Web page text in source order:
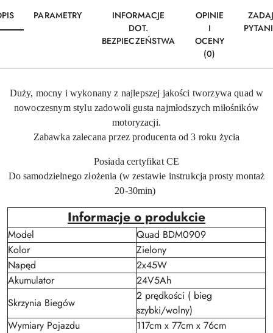
PARAMETRY
INFORMACJE
DOT.
BEZPIECZEŃSTWA
OPINIE
I
OCENY
(0)
Duży, mocny i wykonany z najlepszej jakości tworzywa quad w
nowoczesnym stylu zadowoli gusta najmłodszych miłośników
motoryzacji.
Zabawka zalecana przez producenta od 3 roku życia
Posiada certyfikat CE
Do samodzielnego złożenia (w zestawie instrukcja prosty montaż
20-30min)
Informacje o produkcie
Model
Quad BDM0909
Kolor
Zielony
Napęd
2x45W
Akumulator
24V5Ah
Skrzynia Biegów
2 prędkości ( bieg
szybki/wolny)
Wymiary Pojazdu
117cm x 77cm x 76cm